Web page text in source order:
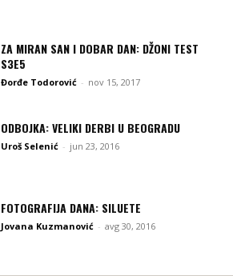
ZA MIRAN SAN I DOBAR DAN: DŽONI TEST
S3E5
Đorđe Todorović - nov 15, 2017
ODBOJKA: VELIKI DERBI U BEOGRADU
Uroš Selenić - jun 23, 2016
FOTOGRAFIJA DANA: SILUETE
Jovana Kuzmanović - avg 30, 2016